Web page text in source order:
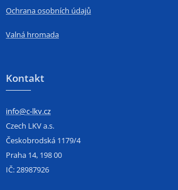
Ochrana osobních údajů
Valná hromada
Kontakt
info@c-lkv.cz
Czech LKV a.s.
Českobrodská 1179/4
Praha 14, 198 00
IČ: 28987926